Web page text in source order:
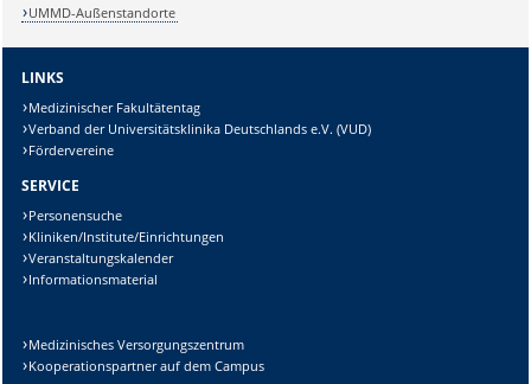
UMMD-Außenstandorte
LINKS
Medizinischer Fakultätentag
Verband der Universitätsklinika Deutschlands e.V. (VUD)
Fördervereine
SERVICE
Personensuche
Kliniken/Institute/Einrichtungen
Veranstaltungskalender
Informationsmaterial
Medizinisches Versorgungszentrum
Kooperationspartner auf dem Campus